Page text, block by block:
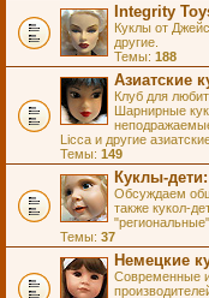
Integrity
Куклы от
другие.
Темы: 188
Азиатские
Клуб для
Шарнирные
Licca и другие
Темы: 149
Куклы-
Обсуждаем
также кукол-
Темы: 37
Немецкие
Современные